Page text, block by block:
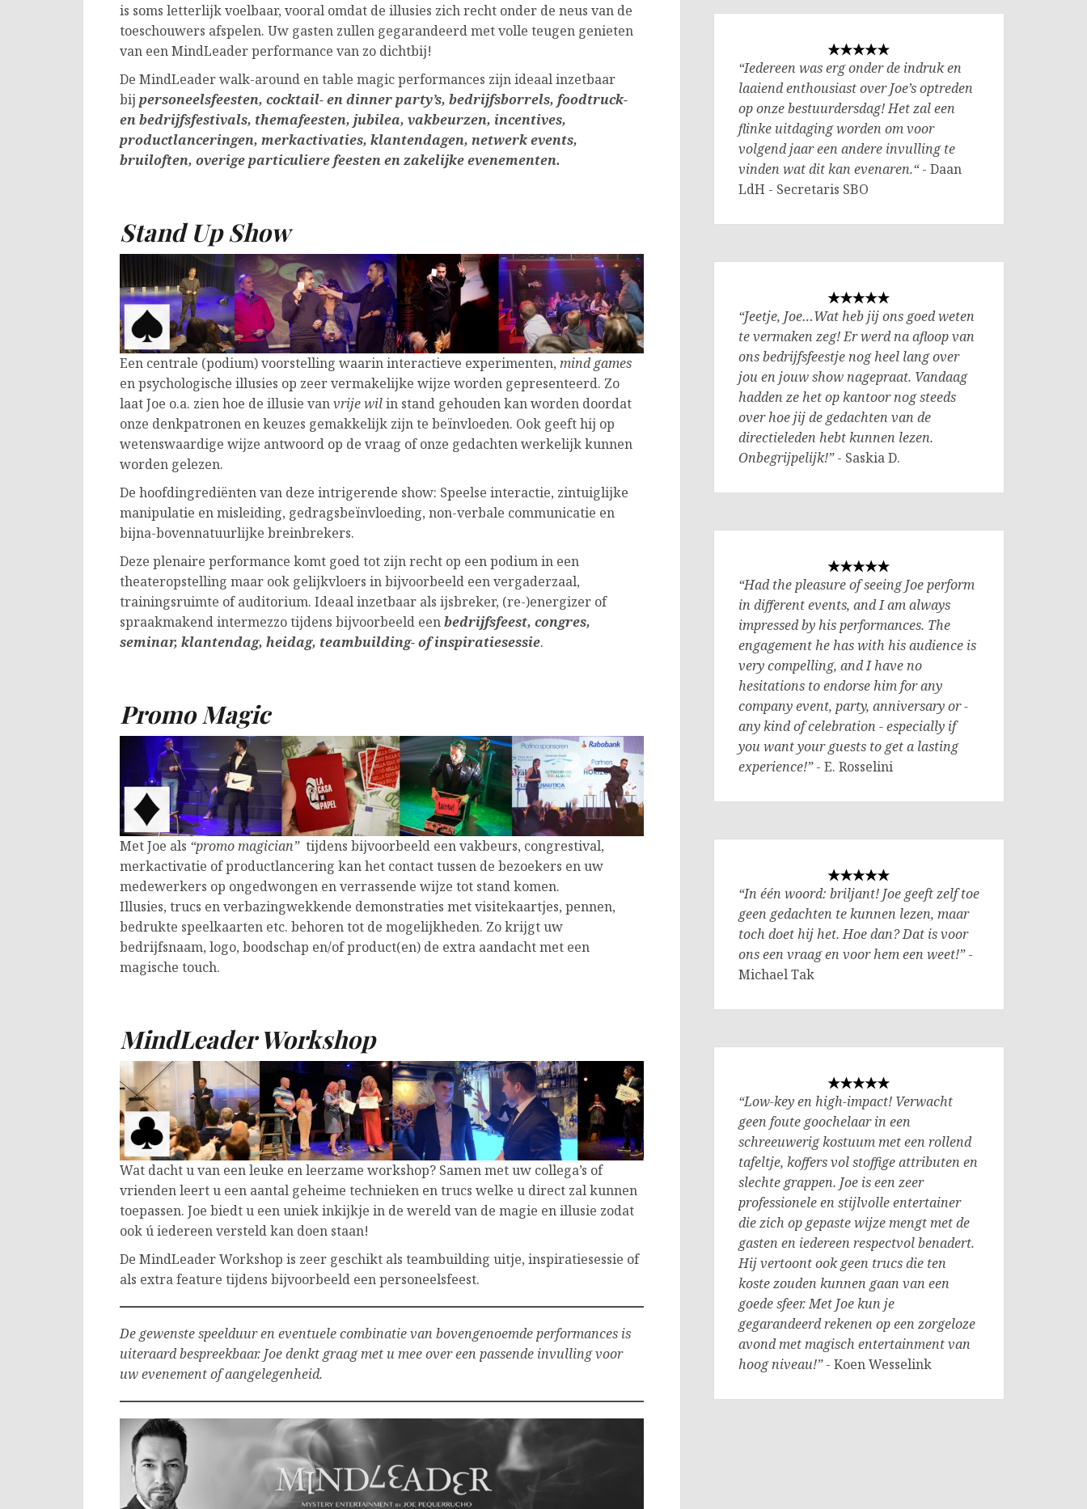
is soms letterlijk voelbaar, vooral omdat de illusies zich recht onder de neus van de
toeschouwers afspelen. Uw gasten zullen gegarandeerd met volle teugen genieten
van een MindLeader performance van zo dichtbij!
De MindLeader walk-around en table magic performances zijn ideaal inzetbaar
bij personeelsfeesten, cocktail- en dinner party’s, bedrijfsborrels, foodtruck-
enbedrijfsfestivals, themafeesten, jubilea, vakbeurzen, incentives,
productlanceringen, merkactivaties, klantendagen, netwerk events,
bruiloften, overige particuliere feesten en zakelijke evenementen.
Stand Up Show
Een centrale (podium) voorstelling waarin interactieve experimenten, mind games
en psychologische illusies op zeer vermakelijke wijze worden gepresenteerd. Zo
laat Joe o.a. zien hoe de illusie vanvrije wilin stand gehouden kan worden doordat
onze denkpatronen en keuzes gemakkelijk zijn te beïnvloeden. Ook geeft hij op
wetenswaardige wijze antwoord op de vraag of onze gedachten werkelijk kunnen
worden gelezen.
De hoofdingrediënten van deze intrigerende show: Speelse interactie, zintuiglijke
manipulatie en misleiding, gedragsbeïnvloeding, non-verbale communicatie en
bijna-bovennatuurlijke breinbrekers.
Deze plenaire performance komt goed tot zijn recht op een podium in een
theateropstelling maar ook gelijkvloers in bijvoorbeeld een vergaderzaal,
trainingsruimte of auditorium. Ideaal inzetbaar als ijsbreker, (re-)energizer of
spraakmakend intermezzo tijdens bijvoorbeeld eenbedrijfsfeest, congres,
seminar, klantendag, heidag, teambuilding- of inspiratiesessie.
Promo Magic
Met Joe als “promo magician”tijdens bijvoorbeeld een vakbeurs, congrestival,
merkactivatie of productlancering kan het contact tussen de bezoekers en uw
medewerkers op ongedwongen en verrassende wijze tot stand komen.
Illusies, trucs en verbazingwekkende demonstraties met visitekaartjes, pennen,
bedrukte speelkaarten etc. behoren tot de mogelijkheden. Zo krijgt uw
bedrijfsnaam, logo, boodschap en/of product(en) de extra aandacht met een
magische touch.
MindLeader Workshop
Wat dacht u van een leuke en leerzame workshop? Samen met uw collega’s of
vrienden leert u een aantal geheime technieken en trucs welke u direct zal kunnen
toepassen. Joe biedt u een uniek inkijkje in de wereld van de magie en illusie zodat
ook ú iedereen versteld kan doen staan!
De MindLeader Workshop is zeer geschikt als teambuilding uitje, inspiratiesessie of
als extra feature tijdens bijvoorbeeld een personeelsfeest.
De gewenste speelduur en eventuele combinatie van bovengenoemde performances is
uiteraard bespreekbaar. Joe denkt graag met u mee over een passende invulling voor
uw evenement of aangelegenheid.
“Iedereen was erg onder de indruk en
laaiend enthousiast over Joe’s optreden
op onze bestuurdersdag! Het zal een
flinke uitdaging worden om voor
volgend jaar een andere invulling te
vinden wat dit kan evenaren.“- Daan
LdH - Secretaris SBO
“Jeetje, Joe…Wat heb jij ons goed weten
te vermaken zeg! Er werd na afloop van
ons bedrijfsfeestje nog heel lang over
jou en jouw show nagepraat. Vandaag
hadden ze het op kantoor nog steeds
over hoe jij de gedachten van de
directieleden hebt kunnen lezen.
Onbegrijpelijk!”- Saskia D.
“Had the pleasure of seeing Joe perform
in different events, and I am always
impressed by his performances. The
engagement he has with his audience is
very compelling, and I have no
hesitations to endorse him for any
company event, party, anniversary or -
any kind of celebration - especially if
you want your guests to get a lasting
experience!”- E. Rosselini
“In één woord: briljant! Joe geeft zelf toe
geen gedachten te kunnen lezen, maar
toch doet hij het. Hoe dan? Dat is voor
ons een vraag en voor hem een weet!”-
Michael Tak
“Low-key en high-impact! Verwacht
geen foute goochelaar in een
schreeuwerig kostuum met een rollend
tafeltje, koffers vol stoffige attributen en
slechte grappen. Joe is een zeer
professionele en stijlvolle entertainer
die zich op gepaste wijze mengt met de
gasten en iedereen respectvol benadert.
Hij vertoont ook geen trucs die ten
koste zouden kunnen gaan van een
goede sfeer. Met Joe kun je
gegarandeerd rekenen op een zorgeloze
avond met magisch entertainment van
hoog niveau!”- Koen Wesselink